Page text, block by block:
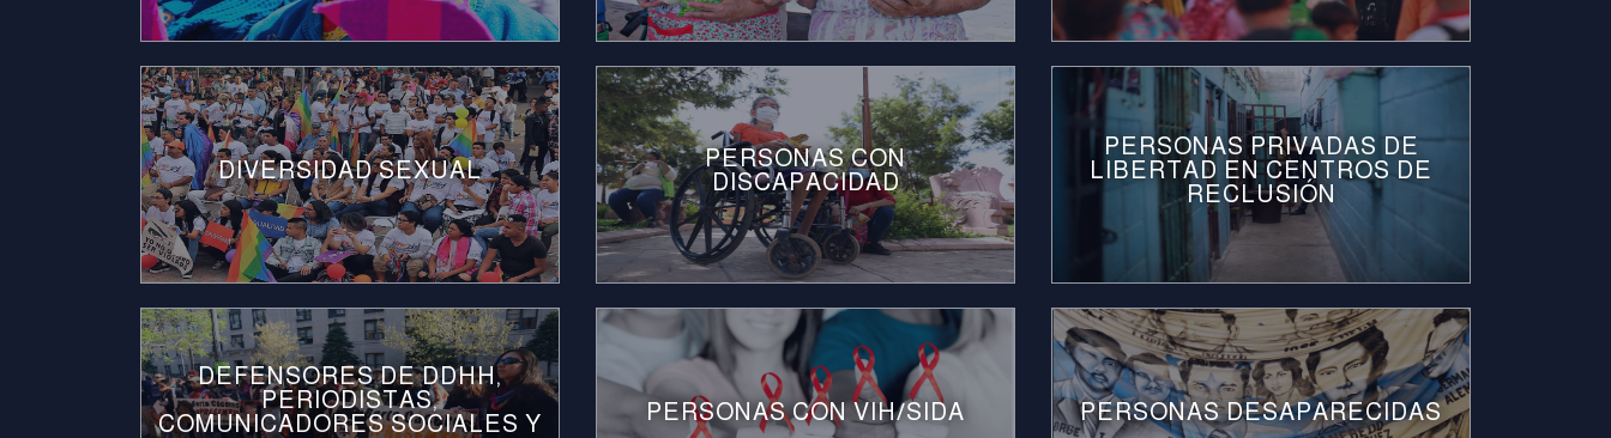
DIVERSIDAD SEXUAL
PERSONAS CON
DISCAPACIDAD
PERSONAS PRIVADAS DE
LIBERTAD EN CENTROS DE
RECLUSIÓN
DEFENSORES DE DDHH,
PERIODISTAS,
COMUNICADORES SOCIALES Y
PERSONAS CON VIH/SIDA PERSONAS DESAPARECIDAS